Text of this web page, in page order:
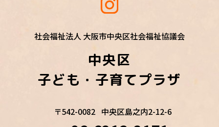
社会福祉法人 大阪市中央区社会福祉協議会
中央区
子ども・子育てプラザ
〒542-0082 中央区島之内2-12-6